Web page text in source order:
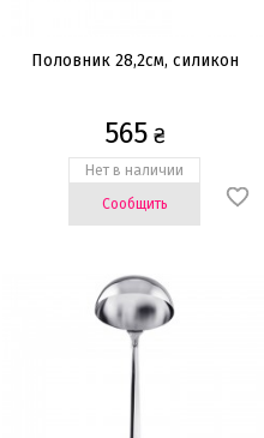
Половник 28,2cм, силикон
565₴
Нет в наличии
Сообщить